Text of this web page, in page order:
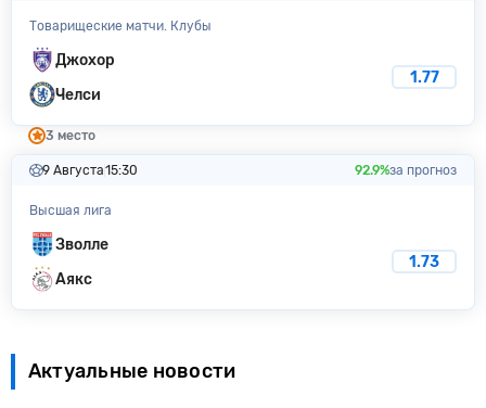
Товарищеские матчи. Клубы
Джохор
Челси
1.77
3 место
9 Августа15:30 92.9%за прогноз
Высшая лига
Зволле
Аякс
1.73
Актуальные новости